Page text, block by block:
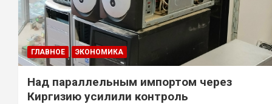
ГЛАВНОЕ ЭКОНОМИКА
Над параллельным импортом через
Киргизию усилили контроль